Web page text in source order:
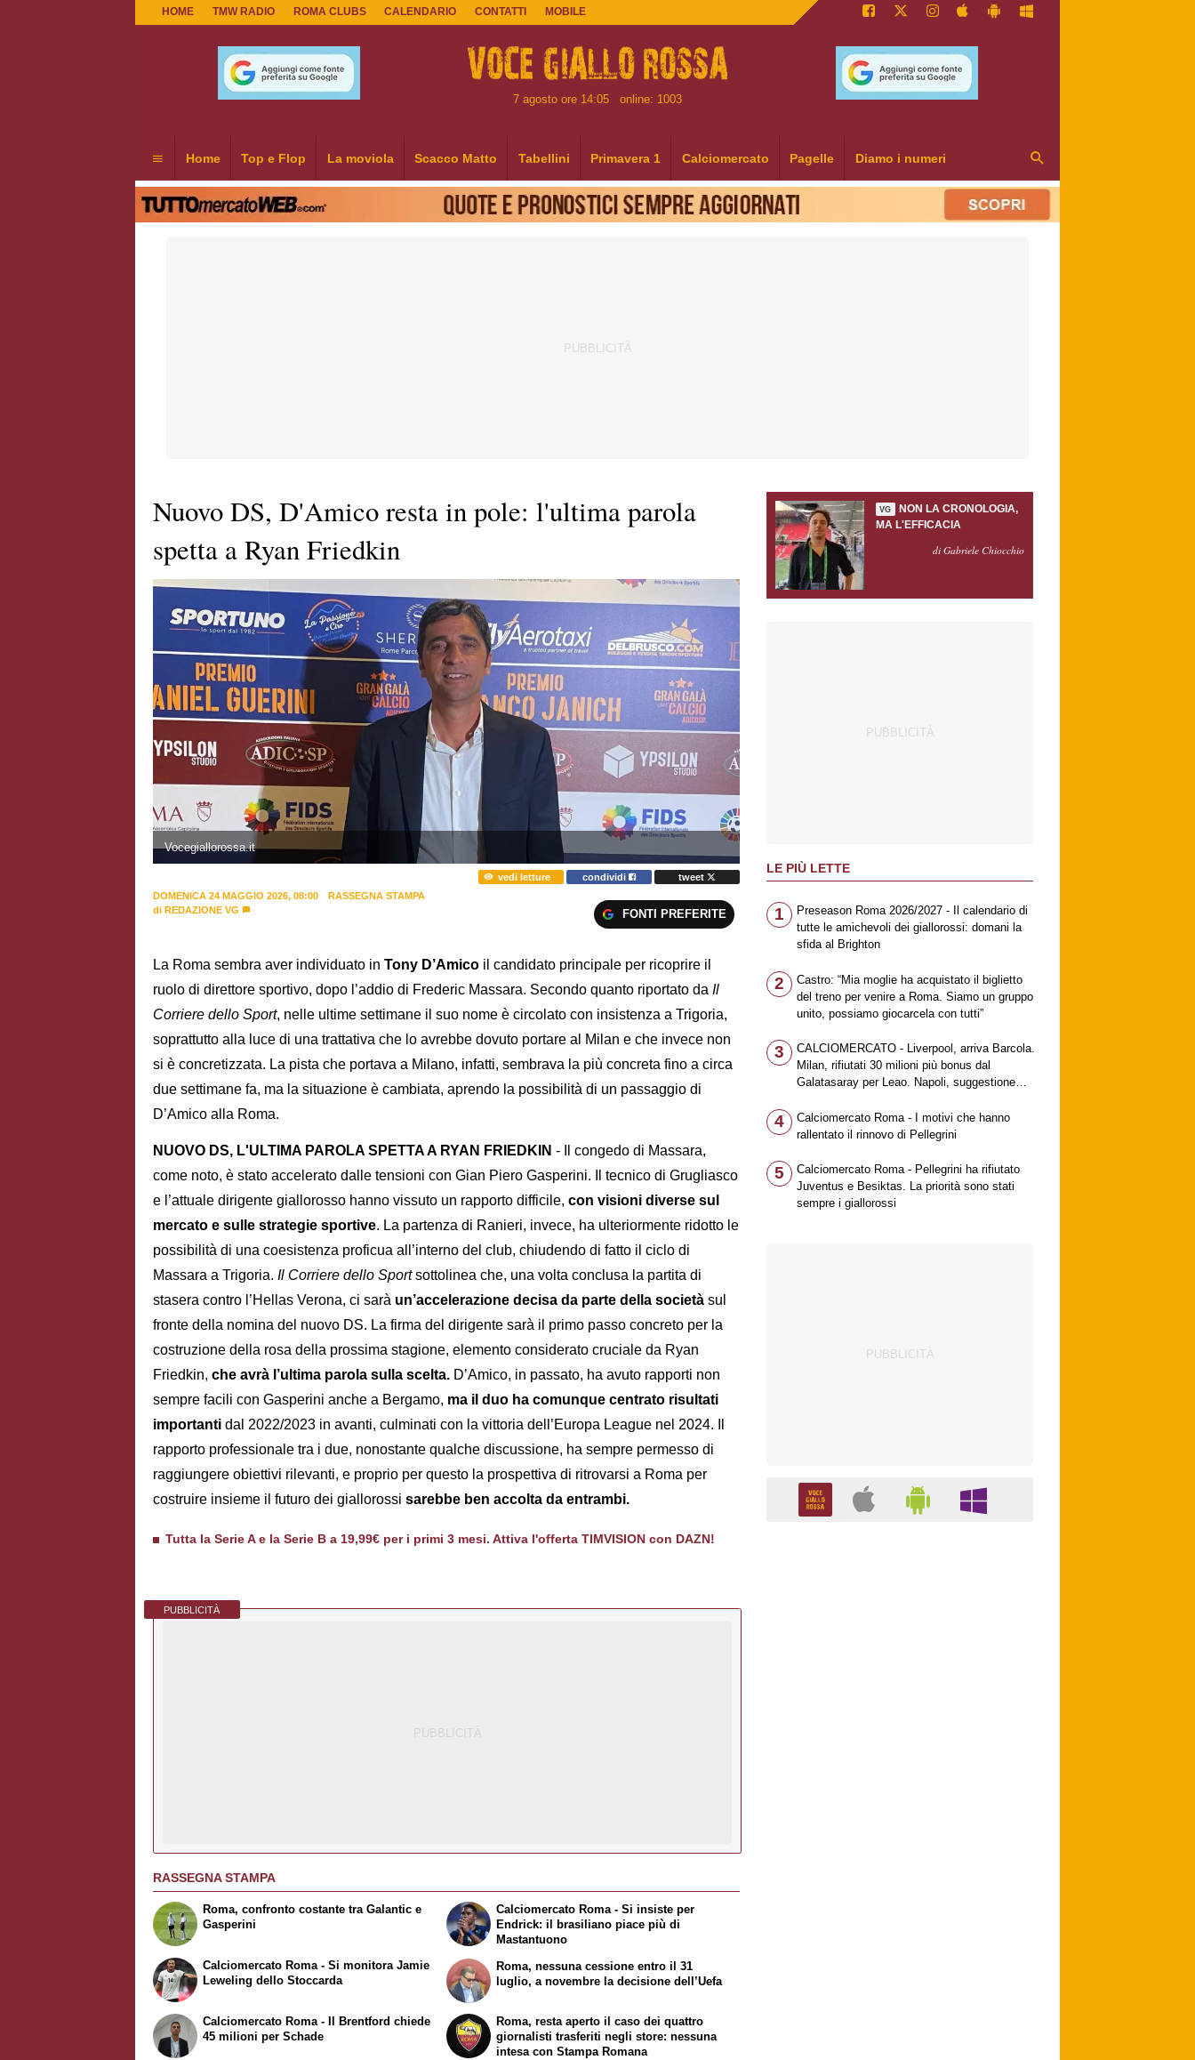
HOME TMW RADIO ROMA CLUBS CALENDARIO CONTATTI MOBILE
7 agosto ore 14:05 online: 1003
Home Top e Flop La moviola Scacco Matto Tabellini Primavera 1 Calciomercato Pagelle Diamo i numeri
Nuovo DS, D'Amico resta in pole: l'ultima parola
spetta a Ryan Friedkin
Vocegiallorossa.it
vedi letture condividi
tweet
DOMENICA 24 MAGGIO 2026, 08:00
RASSEGNA STAMPA
di REDAZIONE VG FONTI PREFERITE
La Roma sembra aver individuato in Tony D’Amico il candidato principale per ricoprire il
ruolo di direttore sportivo, dopo l’addio di Frederic Massara. Secondo quanto riportato da Il
Corriere dello Sport, nelle ultime settimane il suo nome è circolato con insistenza a Trigoria,
soprattutto alla luce di una trattativa che lo avrebbe dovuto portare al Milan e che invece non
si è concretizzata. La pista che portava a Milano, infatti, sembrava la più concreta fino a circa
due settimane fa, ma la situazione è cambiata, aprendo la possibilità di un passaggio di
D’Amico alla Roma.
NUOVO DS, L'ULTIMA PAROLA SPETTA A RYAN FRIEDKIN - Il congedo di Massara,
come noto, è stato accelerato dalle tensioni con Gian Piero Gasperini. Il tecnico di Grugliasco
e l’attuale dirigente giallorosso hanno vissuto un rapporto difficile, con visioni diverse sul
mercato e sulle strategie sportive. La partenza di Ranieri, invece, ha ulteriormente ridotto le
possibilità di una coesistenza proficua all’interno del club, chiudendo di fatto il ciclo di
Massara a Trigoria. Il Corriere dello Sportsottolinea che, una volta conclusa la partita di
stasera contro l’Hellas Verona, ci sarà un’accelerazione decisa da parte della società sul
fronte della nomina del nuovo DS. La firma del dirigente sarà il primo passo concreto per la
costruzione della rosa della prossima stagione, elemento considerato cruciale da Ryan
Friedkin, che avrà l’ultima parola sulla scelta. D’Amico, in passato, ha avuto rapporti non
sempre facili con Gasperini anche a Bergamo, ma il duo ha comunque centrato risultati
importanti dal 2022/2023 in avanti, culminati con la vittoria dell’Europa League nel 2024. Il
rapporto professionale tra i due, nonostante qualche discussione, ha sempre permesso di
raggiungere obiettivi rilevanti, e proprio per questo la prospettiva di ritrovarsi a Roma per
costruire insieme il futuro dei giallorossi sarebbe ben accolta da entrambi.
Tutta la Serie A e la Serie B a 19,99€ per i primi 3 mesi. Attiva l'offerta TIMVISION con DAZN!
PUBBLICITÀ
RASSEGNA STAMPA
Roma, confronto costante tra Galantic e
Gasperini
Calciomercato Roma - Si monitora Jamie
Leweling dello Stoccarda
Calciomercato Roma - Si insiste per
Endrick: il brasiliano piace più di
Mastantuono
Roma, nessuna cessione entro il 31
luglio, a novembre la decisione dell’Uefa
Calciomercato Roma - Il Brentford chiede
45 milioni per Schade
Roma, resta aperto il caso dei quattro
giornalisti trasferiti negli store: nessuna
intesa con Stampa Romana
VG
NON LA CRONOLOGIA,
MA L'EFFICACIA
di Gabriele Chiocchio
LE PIÙ LETTE
1
Preseason Roma 2026/2027 - Il calendario di
tutte le amichevoli dei giallorossi: domani la
sfida al Brighton
2
Castro: “Mia moglie ha acquistato il biglietto
del treno per venire a Roma. Siamo un gruppo
unito, possiamo giocarcela con tutti”
3
CALCIOMERCATO - Liverpool, arriva Barcola.
Milan, rifiutati 30 milioni più bonus dal
Galatasaray per Leao. Napoli, suggestione
di Mastantuono
4
Calciomercato Roma - I motivi che hanno
rallentato il rinnovo di Pellegrini
5
Calciomercato Roma - Pellegrini ha rifiutato
Juventus e Besiktas. La priorità sono stati
sempre i giallorossi